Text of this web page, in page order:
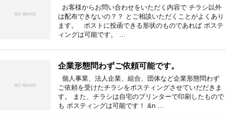
お客様からお問い合わせをいただく内容で チラシ以外
は配布できないの？？ とご相談いただくことがよくあり
ます。 ポストに投函できる形状のものであれば ポステ
ィングは可能です。 …
企業形態問わずご依頼可能です。
個人事業、法人企業、組合、団体など企業形態問わず
ご依頼を受けたチラシをポスティングさせていだだきま
す。 また、チラシは自宅のプリンターで印刷したもので
も ポスティングは可能です！ &n …